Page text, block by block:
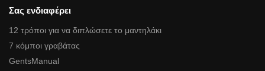
Σας ενδιαφέρει
12 τρόποι για να διπλώσετε το μαντηλάκι
7 κόμποι γραβάτας
GentsManual